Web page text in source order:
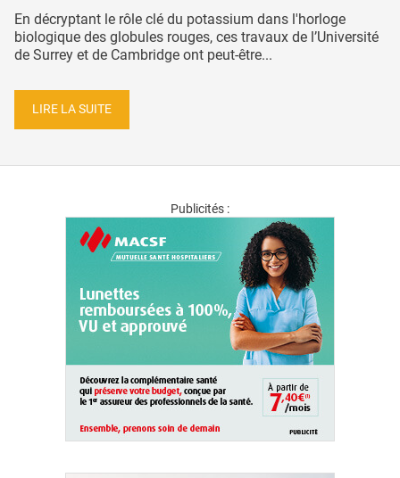
En décryptant le rôle clé du potassium dans l'horloge
biologique des globules rouges, ces travaux de l’Université
de Surrey et de Cambridge ont peut-être...
LIRE LA SUITE
Publicités :